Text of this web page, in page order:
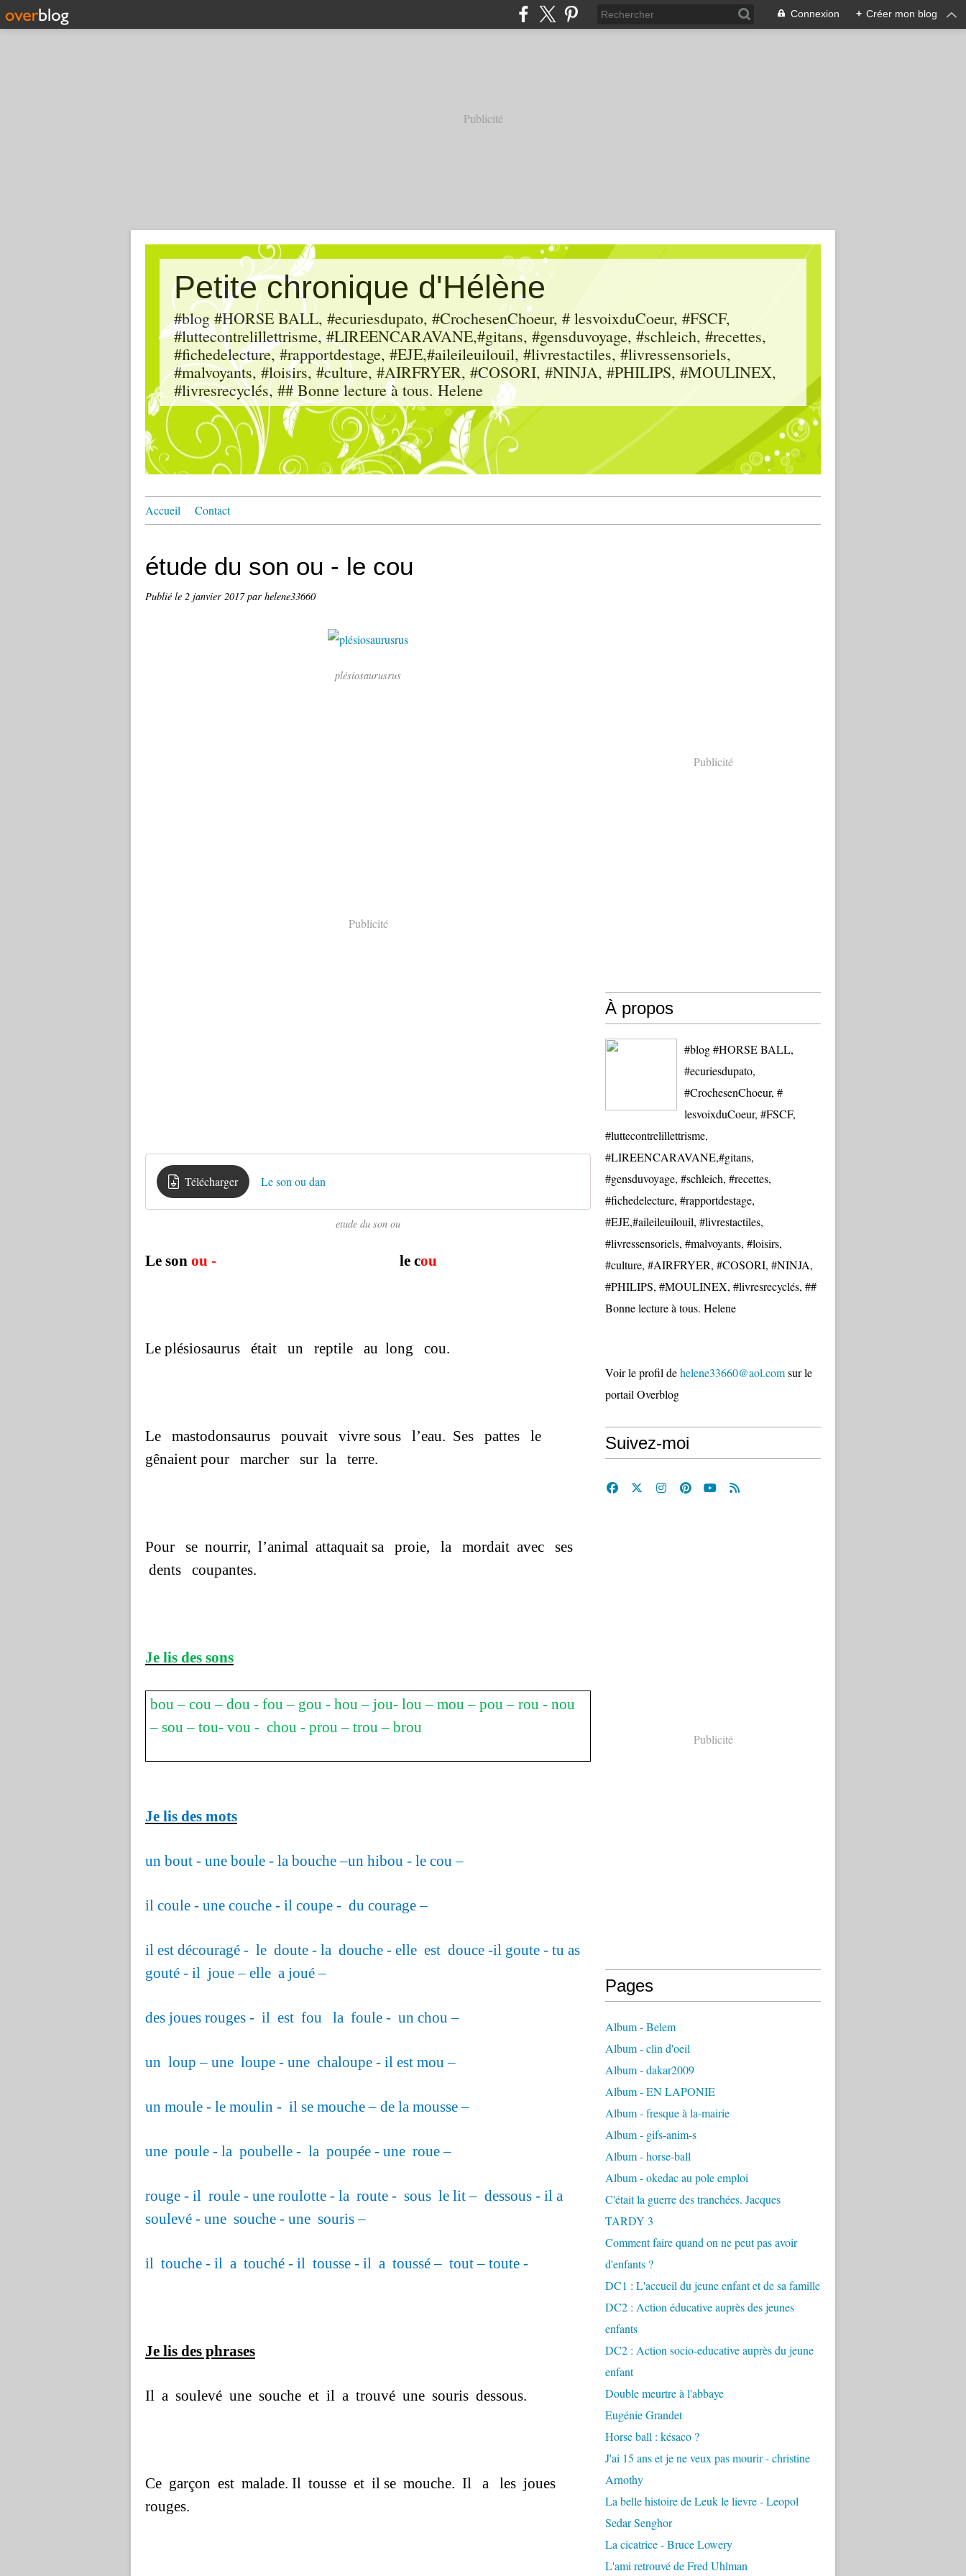
Connexion + Créer mon blog
Publicité
Petite chronique d'Hélène
#blog #HORSE BALL, #ecuriesdupato, #CrochesenChoeur, # lesvoixduCoeur, #FSCF,
#luttecontrelillettrisme, #LIREENCARAVANE,#gitans, #gensduvoyage, #schleich, #recettes,
#fichedelecture, #rapportdestage, #EJE,#aileileuilouil, #livrestactiles, #livressensoriels,
#malvoyants, #loisirs, #culture, #AIRFRYER, #COSORI, #NINJA, #PHILIPS, #MOULINEX,
#livresrecyclés, ## Bonne lecture à tous. Helene
Accueil Contact
étude du son ou - le cou
Publié le 2 janvier 2017par helene33660
plésiosaurusrus
Publicité
Télécharger Le son ou dan
etude du son ou
Le son ou - le cou
Le plésiosaurus était un reptile au long cou.
Le mastodonsaurus pouvait vivre sous l’eau. Ses pattes le
gênaient pour marcher sur la terre.
Pour se nourrir, l’animal attaquait sa proie, la mordait avec ses
dents coupantes.
Je lis des sons
bou – cou – dou - fou – gou - hou – jou- lou – mou – pou – rou - nou
– sou – tou- vou - chou - prou – trou – brou
Je lis des mots
un bout - une boule - la bouche –un hibou - le cou –
il coule - une couche - il coupe - du courage –
il est découragé - le doute - la douche - elle est douce -il goute - tu as
gouté - il joue – elle a joué –
des joues rouges - il est fou la foule - un chou –
un loup – une loupe - une chaloupe - il est mou –
un moule - le moulin - il se mouche – de la mousse –
une poule - la poubelle - la poupée - une roue –
rouge - il roule - une roulotte - la route - sous le lit – dessous - il a
soulevé - une souche - une souris –
il touche - il a touché - il tousse - il a toussé – tout – toute -
Je lis des phrases
Il a soulevé une souche et il a trouvé une souris dessous.
Ce garçon est malade. Il tousse et il se mouche. Il a les joues
rouges.
Publicité
À propos
#blog #HORSE BALL,
#ecuriesdupato,
#CrochesenChoeur, #
lesvoixduCoeur, #FSCF,
#luttecontrelillettrisme,
#LIREENCARAVANE,#gitans,
#gensduvoyage, #schleich, #recettes,
#fichedelecture, #rapportdestage,
#EJE,#aileileuilouil, #livrestactiles,
#livressensoriels, #malvoyants, #loisirs,
#culture, #AIRFRYER, #COSORI, #NINJA,
#PHILIPS, #MOULINEX, #livresrecyclés, ##
Bonne lecture à tous. Helene
Voir le profil dehelene33660@aol.comsur le
portail Overblog
Suivez-moi
Publicité
Pages
Album - Belem
Album - clin d'oeil
Album - dakar2009
Album - EN LAPONIE
Album - fresque à la-mairie
Album - gifs-anim-s
Album - horse-ball
Album - okedac au pole emploi
C'était la guerre des tranchées. Jacques
TARDY 3
Comment faire quand on ne peut pas avoir
d'enfants ?
DC1 : L'accueil du jeune enfant et de sa famille
DC2 : Action éducative auprès des jeunes
enfants
DC2 : Action socio-educative auprès du jeune
enfant
Double meurtre à l'abbaye
Eugénie Grandet
Horse ball : késaco ?
J'ai 15 ans et je ne veux pas mourir - christine
Arnothy
La belle histoire de Leuk le lievre - Leopol
Sedar Senghor
La cicatrice - Bruce Lowery
L'ami retrouvé de Fred Uhlman